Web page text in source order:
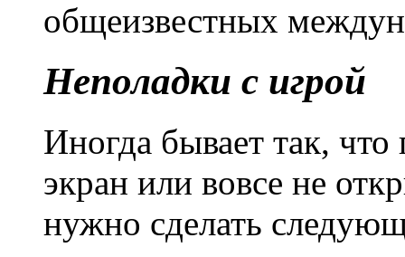
общеизвестных
Неполадки с игрой
Иногда бывает так, что
экран или вовсе не
нужно сделать